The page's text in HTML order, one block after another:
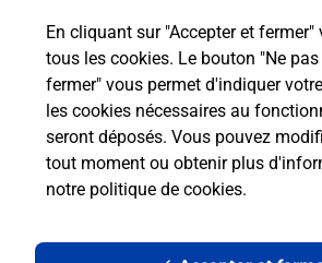
En cliquant sur "Accepter et fermer"
tous les cookies. Le bouton "Ne
fermer" vous permet d'indiquer
les cookies nécessaires au
seront déposés. Vous pouvez
tout moment ou obtenir plus
notre politique de cookies.
Localiser Liste Boîtes aux lettres Yvelines